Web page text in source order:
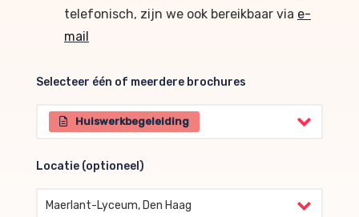
telefonisch, zijn we ook bereikbaar via e-
mail
Selecteer één of meerdere brochures
Selecteer één of meerdere brochures
Huiswerkbegeleiding
Locatie (optioneel)
Locatie (optioneel)
Maerlant-Lyceum, Den Haag